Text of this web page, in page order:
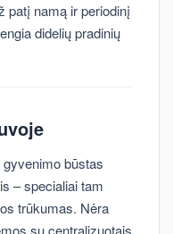
patį namą ir periodinį
didelių pradinių
gyvenimo būstas
– specialiai tam
trūkumas. Nėra
su centralizuotais